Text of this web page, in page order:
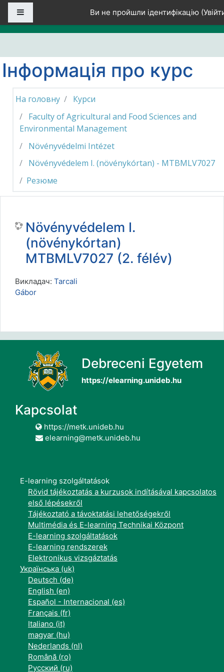
Перейти до головного вмісту
Ви не пройшли ідентифікацію (
Інформація про курс
На головну
Курси
Faculty of Agricultural and Food Sciences and
Environmental Management
Növényvédelmi Intézet
Növényvédelem I. (növénykórtan) - MTBMLV7027
Резюме
Növényvédelem I.
(növénykórtan)
MTBMLV7027 (2. félév)
Викладач: Tarcali
Gábor
Debreceni Egyetem
https://elearning.unideb.hu
Kapcsolat
https://metk.unideb.hu
elearning@metk.unideb.hu
E-learning szolgáltatások
Rövid tájékoztatás a kurzusok indításával kapcsolatos
első lépésekről
Tájékoztató a távoktatási lehetőségekről
Multimédia és E-learning Technikai Központ
E-learning szolgáltatások
E-learning rendszerek
Elektronikus vizsgáztatás
Українська ‎(uk)‎
Deutsch ‎(de)‎
English ‎(en)‎
Español - Internacional ‎(es)‎
Français ‎(fr)‎
Italiano ‎(it)‎
magyar ‎(hu)‎
Nederlands ‎(nl)‎
Română ‎(ro)‎
Русский ‎(ru)‎